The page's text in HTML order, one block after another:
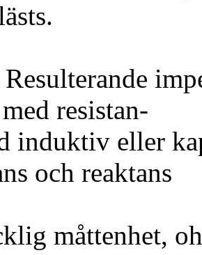
resistan-
induktiv eller
och reaktans
måttenhet,